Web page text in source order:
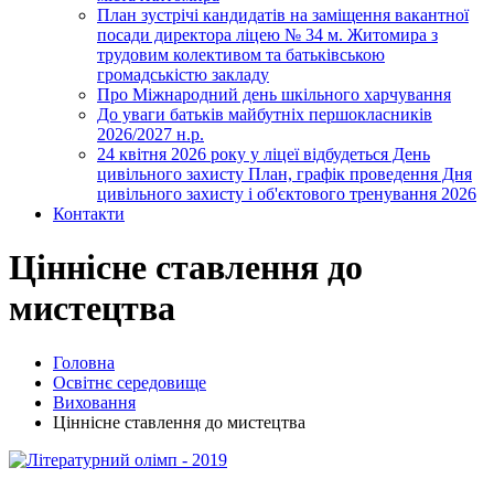
План зустрічі кандидатів на заміщення вакантної
посади директора ліцею № 34 м. Житомира з
трудовим колективом та батьківською
громадськістю закладу
Про Міжнародний день шкільного харчування
До уваги батьків майбутніх першокласників
2026/2027 н.р.
24 квітня 2026 року у ліцеї відбудеться День
цивільного захисту План, графік проведення Дня
цивільного захисту і об'єктового тренування 2026
Контакти
Ціннісне ставлення до
мистецтва
Головна
Освітнє середовище
Виховання
Ціннісне ставлення до мистецтва